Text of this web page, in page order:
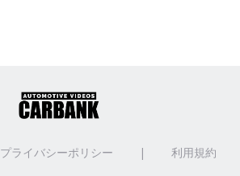
プライバシーポリシー | 利用規約